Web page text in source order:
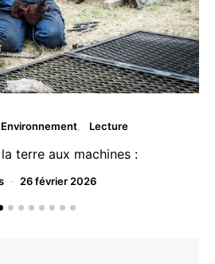
Lecture
terre aux machines :
26 février 2026